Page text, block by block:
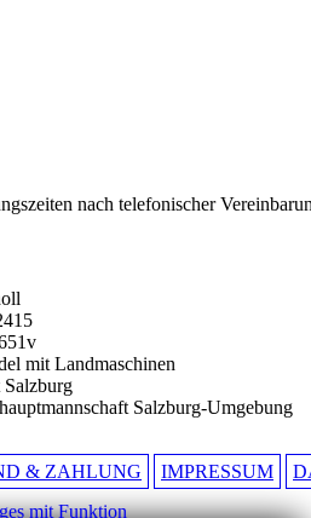
nach telefonischer
mit Landmaschinen
Salzburg
Salzburg-Umgebung
& ZAHLUNG IMPRESSUM
mit Funktion